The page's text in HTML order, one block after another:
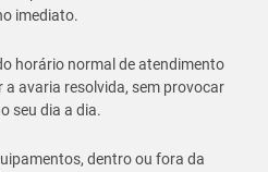
imediato.
horário normal de atendimento
a avaria resolvida, sem provocar
seu dia a dia.
dentro ou fora da